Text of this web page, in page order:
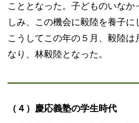
こととなった。子どものいなか
しみ、この機会に毅陸を養子に
こうしてこの年の５月、毅陸は
なり、林毅陸となった。
（４）慶応義塾の学生時代